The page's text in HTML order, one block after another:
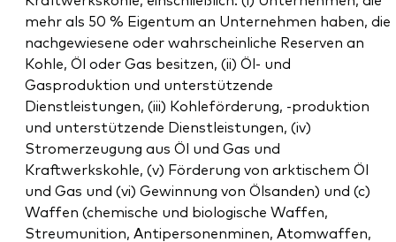
mehr als 50 % Eigentum an Unternehmen haben, die
nachgewiesene oder wahrscheinliche Reserven an
Kohle, Öl oder Gas besitzen, (ii) Öl- und
Gasproduktion und unterstützende
Dienstleistungen, (iii) Kohleförderung, -produktion
und unterstützende Dienstleistungen, (iv)
Stromerzeugung aus Öl und Gas und
Kraftwerkskohle, (v) Förderung von arktischem Öl
und Gas und (vi) Gewinnung von Ölsanden) und (c)
Waffen (chemische und biologische Waffen,
Streumunition, Antipersonenminen, Atomwaffen,